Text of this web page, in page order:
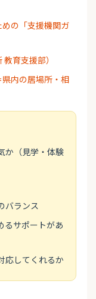
の「支援機関ガ
育支援部）
内の居場所・相
か（見学・体験
バランス
るサポートがあ
応してくれるか